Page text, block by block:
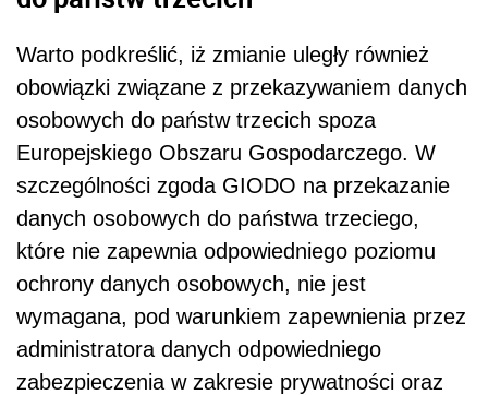
Warto podkreślić, iż zmianie uległy również
obowiązki związane z przekazywaniem danych
osobowych do państw trzecich spoza
Europejskiego Obszaru Gospodarczego. W
szczególności zgoda GIODO na przekazanie
danych osobowych do państwa trzeciego,
które nie zapewnia odpowiedniego poziomu
ochrony danych osobowych, nie jest
wymagana, pod warunkiem zapewnienia przez
administratora danych odpowiedniego
zabezpieczenia w zakresie prywatności oraz